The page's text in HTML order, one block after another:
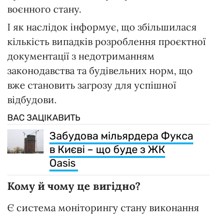
воєнного стану.
І як наслідок інформує, що збільшилася
кількість випадків розроблення проєктної
документації з недотриманням
законодавства та будівельних норм, що
вже становить загрозу для успішної
відбудови.
ВАС ЗАЦІКАВИТЬ
Забудова мільярдера Фукса
в Києві – що буде з ЖК
Oasis
Кому й чому це вигідно?
Є система моніторингу стану виконання